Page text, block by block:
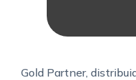
Gold Partner,